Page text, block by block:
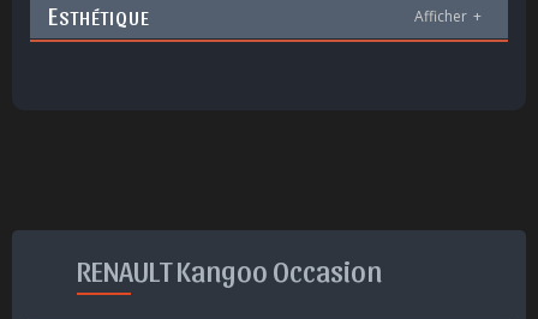
ESTHÉTIQUE Afficher +
RENAULT Kangoo Occasion